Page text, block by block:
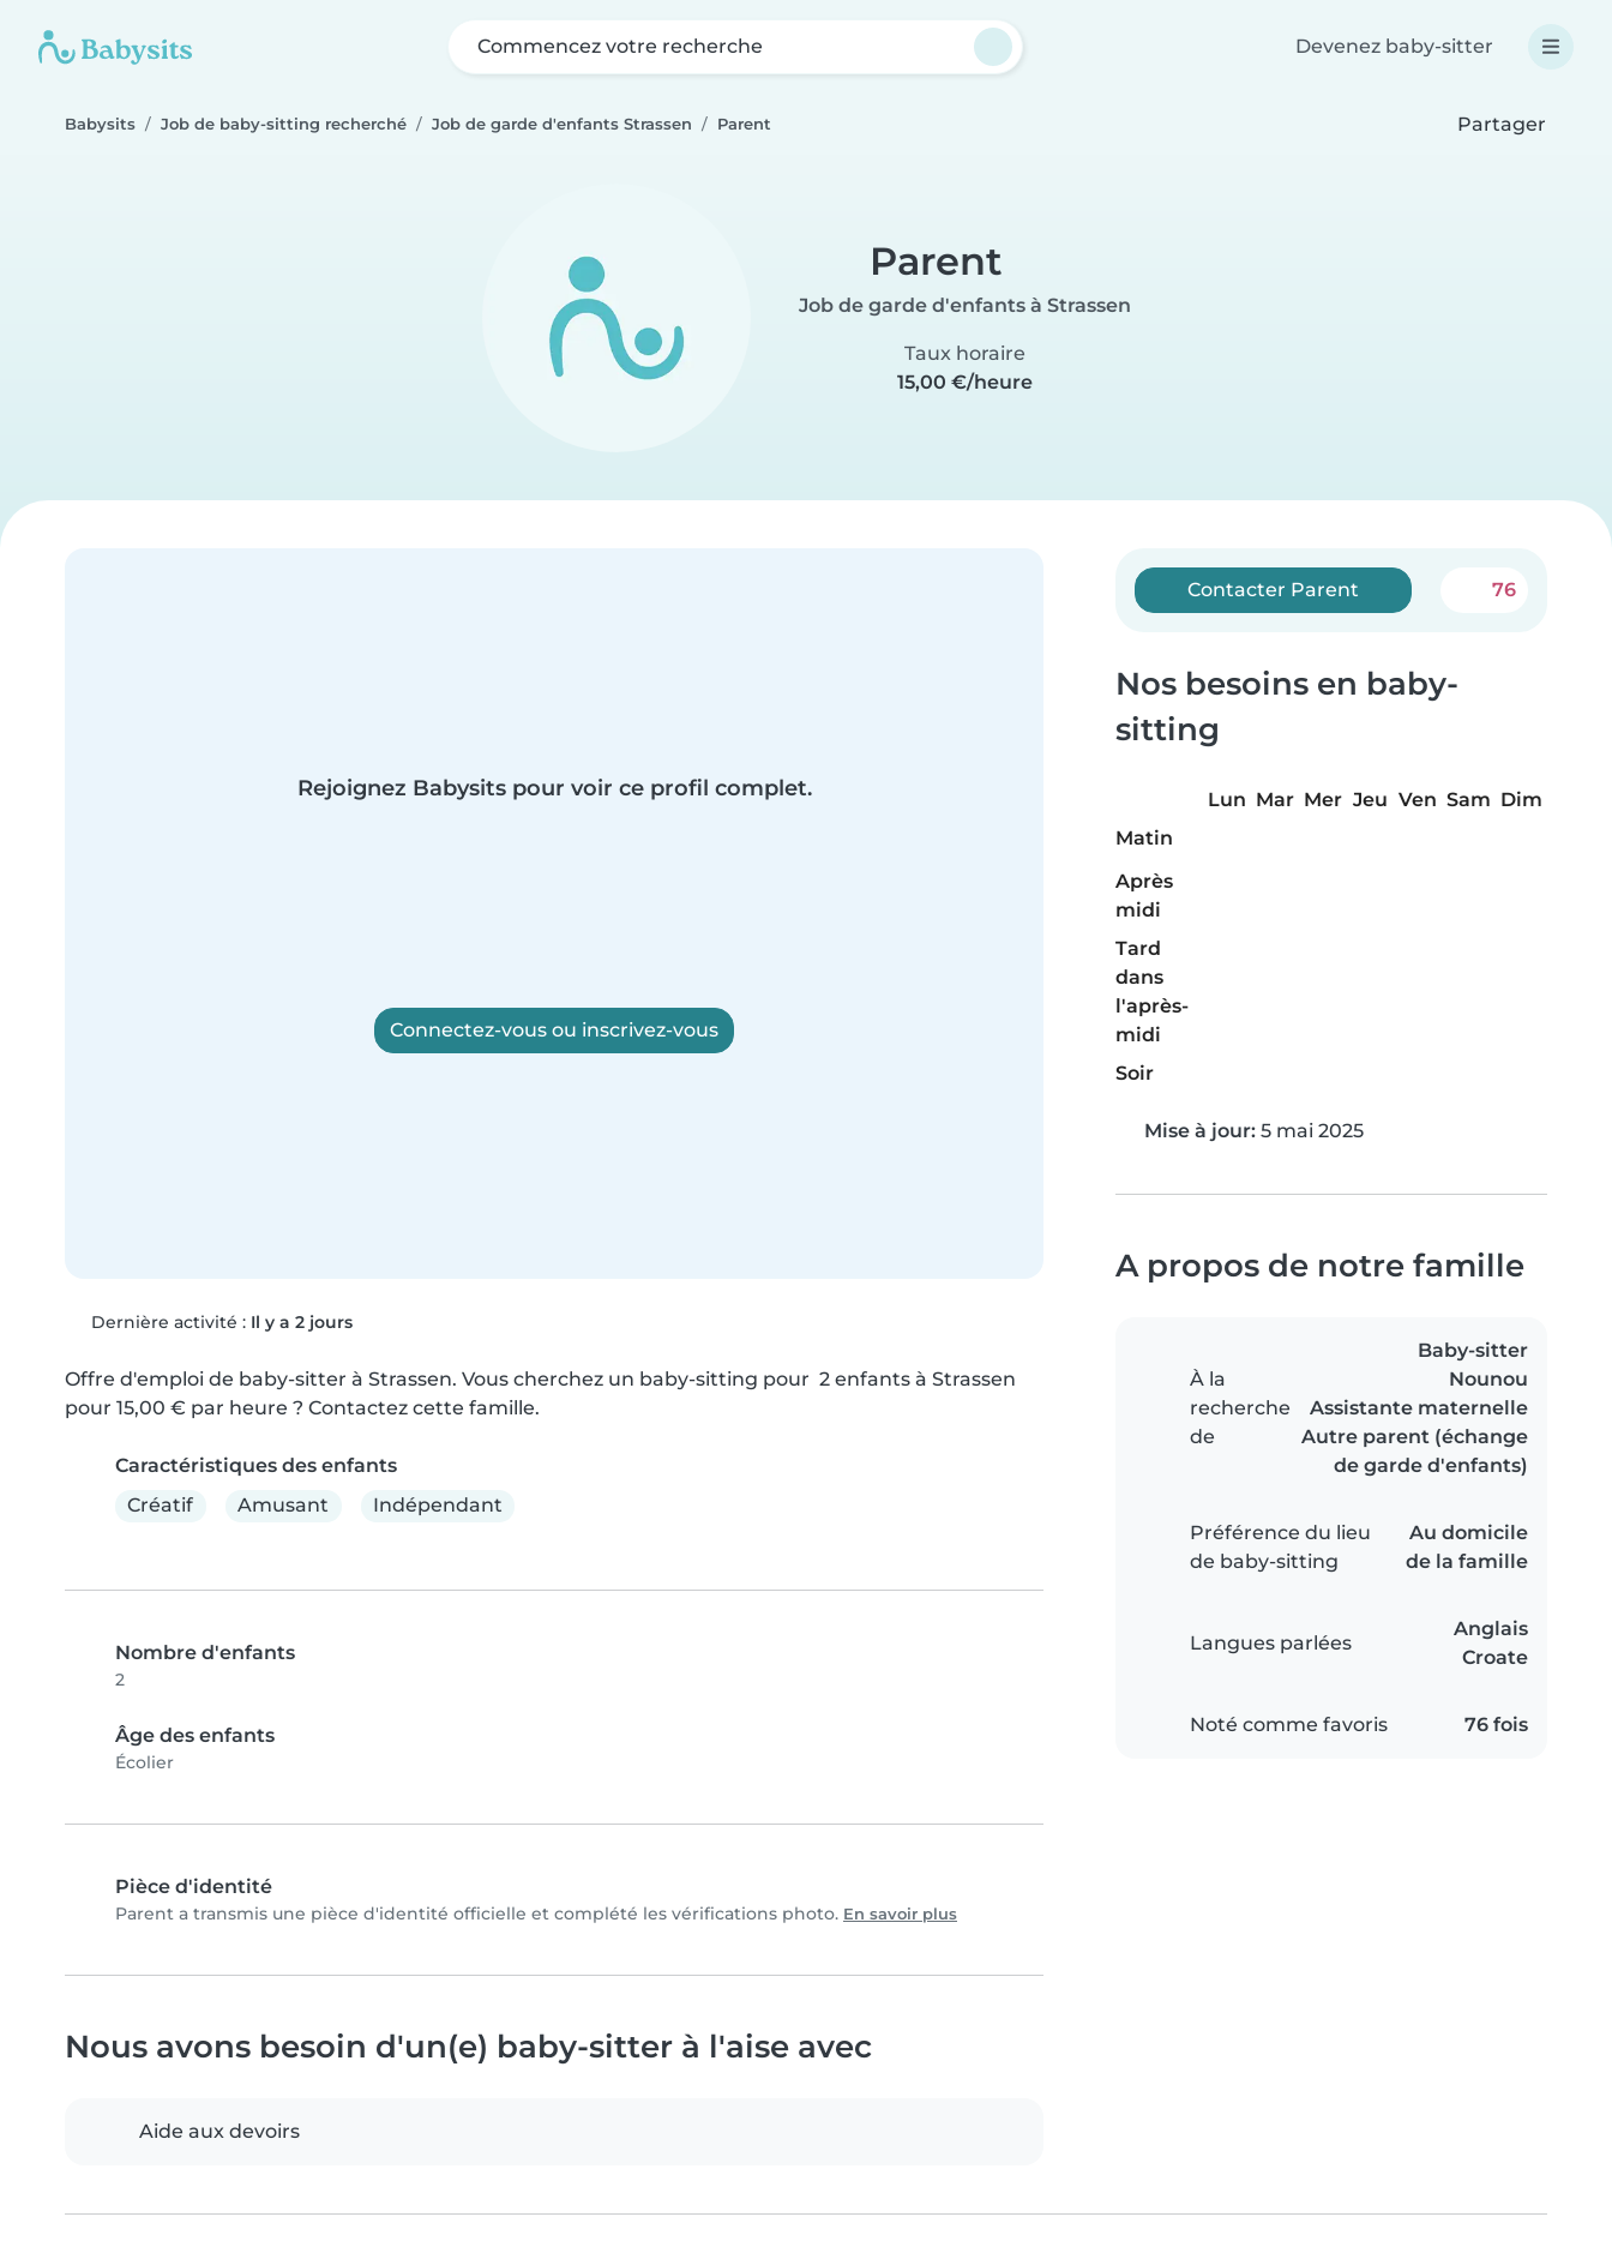
Commencez votre recherche Devenez baby-sitter
Babysits Job de baby-sitting recherché Job de garde d'enfants Strassen Parent Partager
Parent
Job de garde d'enfants à Strassen
Taux horaire
15,00 €/heure
Rejoignez Babysits pour voir ce profil complet.
Connectez-vous ou inscrivez-vous
Dernière activité : Il y a 2 jours
Offre d'emploi de baby-sitter à Strassen. Vous cherchez un baby-sitting pour  2 enfants à Strassen
pour 15,00 € par heure ? Contactez cette famille.
Caractéristiques des enfants
Créatif
Amusant Indépendant
Nombre d'enfants
2
Âge des enfants
Écolier
Pièce d'identité
Parent a transmis une pièce d'identité officielle et complété les vérifications photo. En savoir plus
Contacter Parent 76
Nos besoins en baby-
sitting
Lun Mar Mer Jeu Ven Sam Dim
Matin
Après
midi
Tard
dans
l'après-
midi
Soir
Mise à jour: 5 mai 2025
A propos de notre famille
À la
recherche
de
Baby-sitter
Nounou
Assistante maternelle
Autre parent (échange
de garde d'enfants)
Préférence du lieu
de baby-sitting
Au domicile
de la famille
Langues parlées
Anglais
Croate
Noté comme favoris 76 fois
Nous avons besoin d'un(e) baby-sitter à l'aise avec
Aide aux devoirs